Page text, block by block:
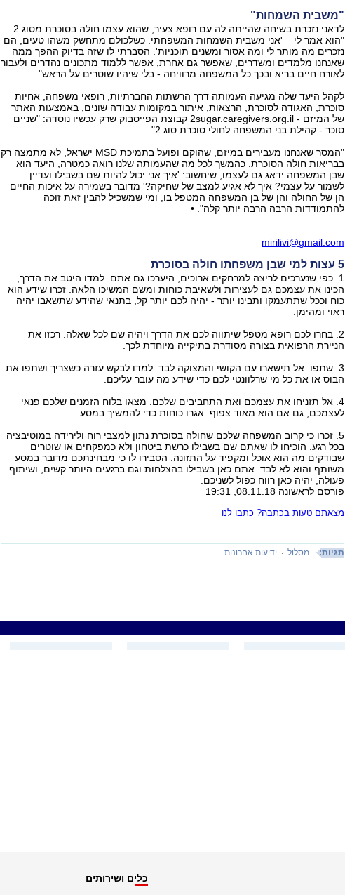
"משבית השמחות"
לדאני נזכרת בשיחה שהייתה לה עם רופא צעיר, שהוא עצמו חולה בסוכרת מסוג 2.
"הוא אמר לי – 'אני משבית השמחות המשפחתי. כשלכולם מתחשק משהו טעים, הם
נזכרים מה מותר לי ומה אסור ומשנים תוכניות'. הסברתי לו שזה בדיוק ההפך ממה
שאנחנו מלמדים ומשדרים, שאפשר גם אחרת, אפשר ללמוד מתכונים נהדרים ולעבור
לאורח חיים בריא ובכך כל המשפחה מרוויחה - בלי שיהיו שוטרים על הראש".
לקהל היעד שלה מגיעה העמותה דרך הרשתות החברתיות, רופאי משפחה, אחיות
סוכרת, האגודה לסוכרת, הרצאות, איתור במקומות עבודה שונים, באמצעות האתר
של המיזם - 2sugar.caregivers.org.il קבוצת הפייסבוק שרק עכשיו נוסדה: "שניים
סוכר - קהילת בני המשפחה לחולי סוכרת סוג 2".
"המסר שאנחנו מעבירים במיזם, שהוקם ופועל בתמיכת MSD ישראל, לא מתמצה רק
בבריאות חולה הסוכרת. כהמשך לכל מה שהעמותה שלנו רואה כמטרה, היעד הוא
שבן המשפחה ידאג גם לעצמו, שיחשוב: 'איך אני יכול להיות שם בשבילו ועדיין
לשמור על עצמי? איך לא אגיע למצב של שחיקה?' מדובר בשמירה על איכות החיים
הן של החולה והן של בן המשפחה המטפל בו, ומי שמשכיל להבין זאת זוכה
להתמודדות הרבה הרבה יותר קלה". •
mirilivi@gmail.com
5 עצות למי שבן משפחתו חולה בסוכרת
1. כפי שנערכים לריצה למרחקים ארוכים, היערכו גם אתם. למדו היטב את הדרך,
הכינו את עצמכם גם לעצירות ולשאיבת כוחות ומשם המשיכו הלאה. זכרו שידע הוא
כוח וככל שתתעמקו ותבינו יותר - יהיה לכם יותר קל, בתנאי שהידע שתשאבו יהיה
ראוי ומהימן.
2. בחרו לכם רופא מטפל שיתווה לכם את הדרך ויהיה שם לכל שאלה. רכזו את
הניירת הרפואית בצורה מסודרת בתיקייה מיוחדת לכך.
3. שתפו. אל תישארו עם הקושי והמצוקה לבד. למדו לבקש עזרה כשצריך ושתפו את
הבוס או את כל מי שרלוונטי לכם כדי שידע מה עובר עליכם.
4. אל תזניחו את עצמכם ואת התחביבים שלכם. מצאו בלוח הזמנים שלכם פנאי
לעצמכם, גם אם הוא מאוד צפוף. אגרו כוחות כדי להמשיך במסע.
5. זכרו כי קרוב המשפחה שלכם שחולה בסוכרת נתון למצבי רוח ולירידה במוטיבציה
בכל רגע. הוכיחו לו שאתם שם בשבילו כרשת ביטחון ולא כמפקחים או שוטרים
שבודקים מה הוא אוכל ומקפיד על התזונה. הסבירו לו כי מבחינתכם מדובר במסע
משותף והוא לא לבד. אתם כאן בשבילו בהצלחות וגם ברגעים היותר קשים, ושיתוף
פעולה, יהיה כאן רווח כפול לשניכם.
פורסם לראשונה 08.11.18, 19:31
מצאתם טעות בכתבה? כתבו לנו
תגיות: מסלול ידיעות אחרונות
כלים ושירותים